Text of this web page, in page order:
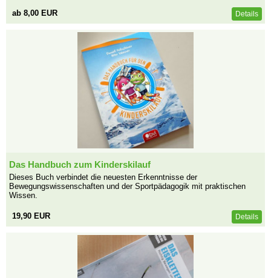
ab 8,00 EUR Details
Das Handbuch zum Kinderskilauf
Dieses Buch verbindet die neuesten Erkenntnisse der
Bewegungswissenschaften und der Sportpädagogik mit praktischen
Wissen.
19,90 EUR Details